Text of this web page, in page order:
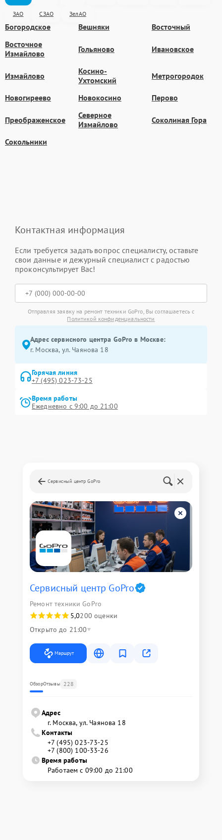
ЗАО СЗАО ЗелАО
Богородское Вешняки
Восточный
Восточное
Измайлово
Гольяново Ивановское
Измайлово
Косино-
Ухтомский
Метрогородок
Новогиреево Новокосино Перово
Преображенское
Северное
Измайлово
Соколиная Гора
Сокольники
Контактная информация
Если требуется задать вопрос специалисту, оставьте
свои данные и дежурный специалист с радостью
проконсультирует Вас!
Отправляя заявку на ремонт техники GoPro, Вы соглашаетесь с
Политикой конфиденциальности
Адрес сервисного центра GoPro в Москве:
г. Москва, ул. Чаянова 18
Горячая линия
+7 (495) 023-73-25
Время работы
Ежедневно с 9:00 до 21:00
Сервисный центр GoPro
Сервисный центр GoPro
Ремонт техники GoPro
5,0200 оценки
Открыто до 21:00
Маршрут
ОбзорОтзывы 228
Адрес
г. Москва, ул. Чаянова 18
Контакты
+7 (495) 023-73-25
+7 (800) 100-33-26
Время работы
Работаем с 09:00 до 21:00